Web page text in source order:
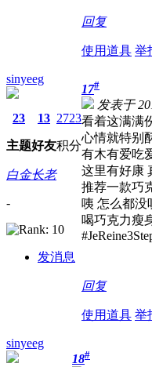
回复
使用道具 举
sinyeeg
23
主题
13
好友
2723
积分
白金长老
-
发消息
17#
发表于
看着这满满
心情就特别
有木有爱吃
这里有好康
推荐一款巧
咦 怎么都没
喝巧克力瘦
回复
使用道具 举
sinyeeg
18#